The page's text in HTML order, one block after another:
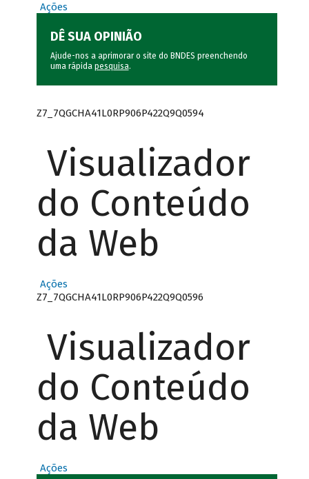
Ações
DÊ SUA OPINIÃO
Ajude-nos a aprimorar o site do BNDES preenchendo
uma rápida pesquisa.
Z7_7QGCHA41L0RP906P422Q9Q0594
Visualizador
do Conteúdo
da Web
Ações
Z7_7QGCHA41L0RP906P422Q9Q0596
Visualizador
do Conteúdo
da Web
Ações